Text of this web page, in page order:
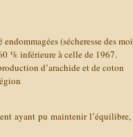
(sécheresse des
% inférieure à celle de 1967.
d’arachide et de coton
ayant pu maintenir